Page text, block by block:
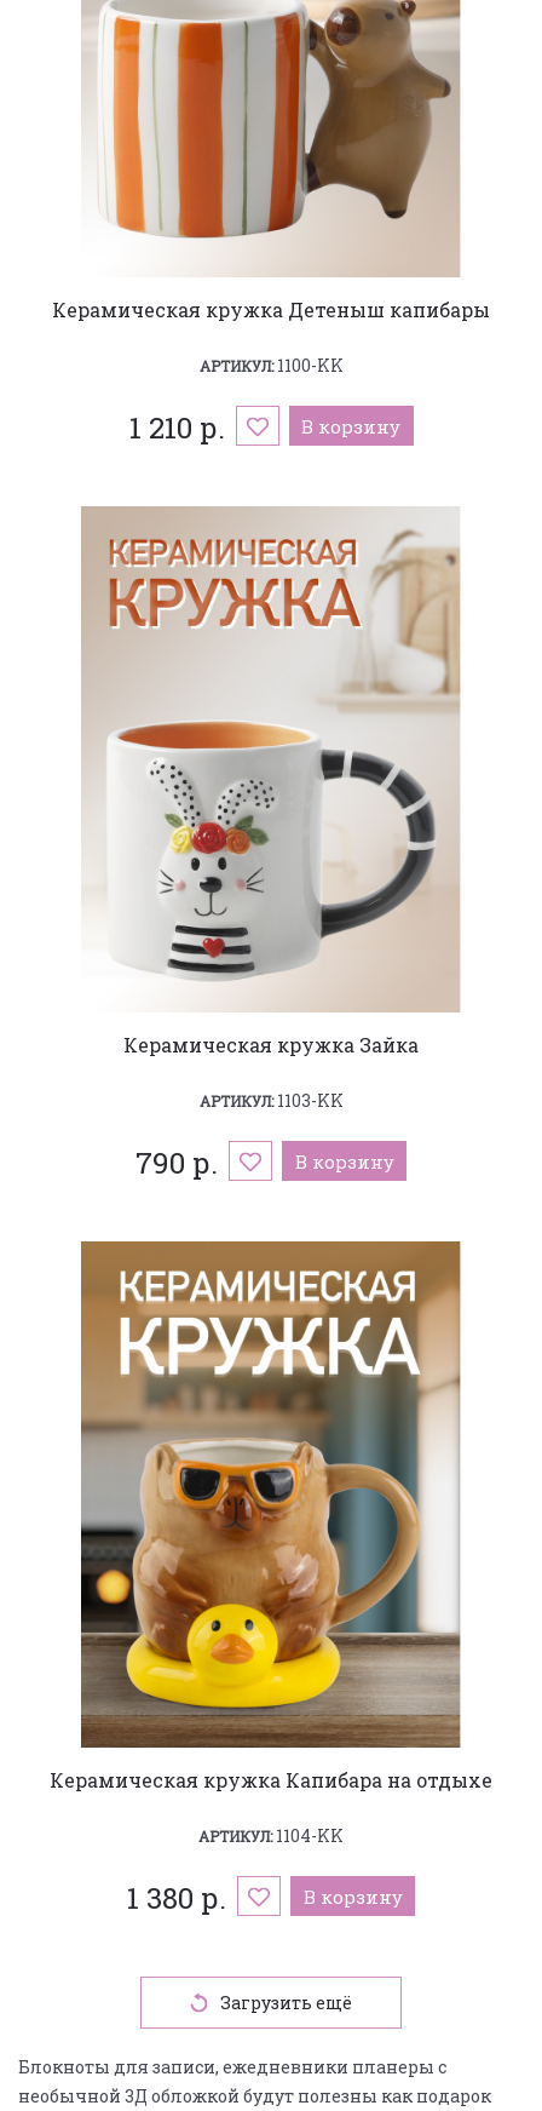
Керамическая кружка Детеныш капибары
АРТИКУЛ:1100-KK
1 210 р. В корзину
Керамическая кружка Зайка
АРТИКУЛ:1103-KK
790 р. В корзину
Керамическая кружка Капибара на отдыхе
АРТИКУЛ:1104-KK
1 380 р. В корзину
Загрузить ещё
Блокноты для записи, ежедневники планеры с
необычной 3Д обложкой будут полезны как подарок